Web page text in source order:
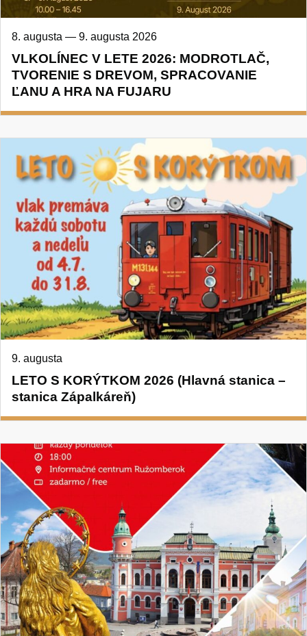
VLKOLÍNEC V LETE 2026: MODROTLAČ,
TVORENIE S DREVOM, SPRACOVANIE
ĽANU A HRA NA FUJARU
8. augusta — 9. augusta 2026
LETO S KORÝTKOM 2026 (Hlavná stanica –
stanica Zápalkáreň)
9. augusta